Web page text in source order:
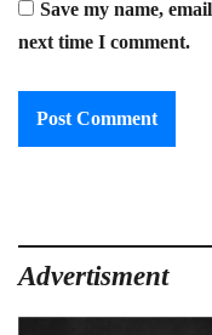
Save my name,
next time I comment.
Advertisment